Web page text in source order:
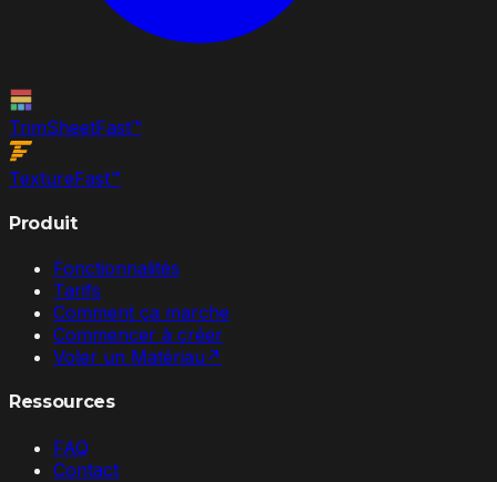
TrimSheetFast™
TextureFast™
Produit
Fonctionnalités
Tarifs
Comment ça marche
Commencer à créer
Voler un Matériau ↗
Ressources
FAQ
Contact